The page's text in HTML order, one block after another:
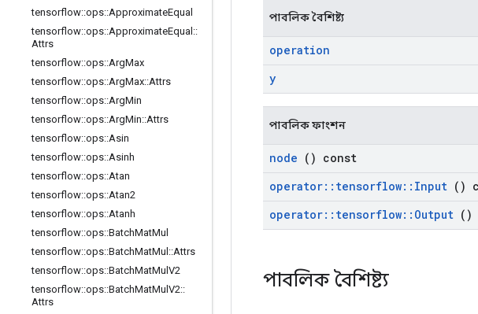
tensorflow::ops::ApproximateEqual
tensorflow::ops::ApproximateEqual ::
Attrs
tensorflow::ops::ArgMax
tensorflow::ops::ArgMax::Attrs
tensorflow::ops::ArgMin
tensorflow::ops::ArgMin::Attrs
tensorflow::ops::Asin
tensorflow::ops::Asinh
tensorflow::ops::Atan
tensorflow::ops::Atan2
tensorflow::ops::Atanh
tensorflow::ops::BatchMatMul
tensorflow::ops::BatchMatMul ::Attrs
tensorflow::ops::BatchMatMul V2
tensorflow::ops::BatchMatMul V2::
Attrs
পাবলিক বৈশিষ্ট্য
operation
y
পাবলিক ফাংশন
node () const
operator:: tensorflow:: Input ()
operator:: tensorflow:: Output ()
পাবলিক বৈশিষ্ট্য